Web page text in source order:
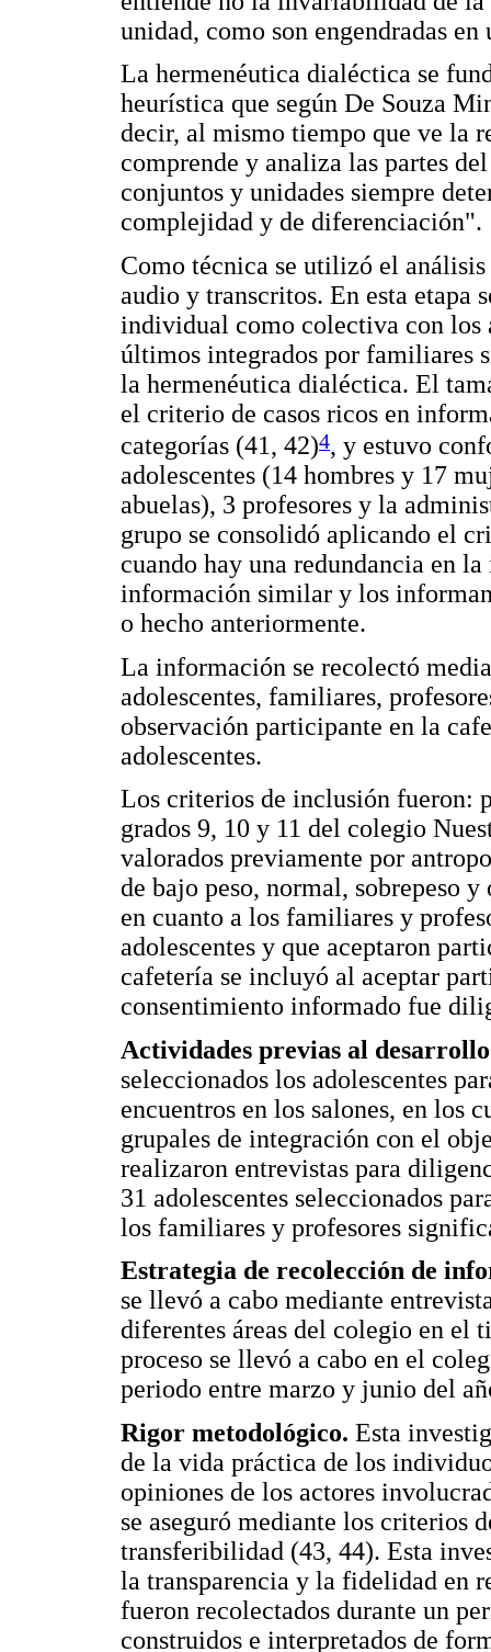
unidad, como son engendradas
La hermenéutica dialéctica se
heurística que según De Souza
decir, al mismo tiempo que ve la
comprende y analiza las partes
conjuntos y unidades siempre
complejidad y de diferenciación".
Como técnica se utilizó el
audio y transcritos. En esta etapa
individual como colectiva con los
últimos integrados por familiares
la hermenéutica dialéctica. El
el criterio de casos ricos en
categorías (41, 42)4, y estuvo
adolescentes (14 hombres y 17
abuelas), 3 profesores y la
grupo se consolidó aplicando el
cuando hay una redundancia en
información similar y los
o hecho anteriormente.
La información se recolectó
adolescentes, familiares,
observación participante en la
adolescentes.
Los criterios de inclusión fueron:
grados 9, 10 y 11 del colegio
valorados previamente por
de bajo peso, normal, sobrepeso
en cuanto a los familiares y
adolescentes y que aceptaron
cafetería se incluyó al aceptar
consentimiento informado fue
Actividades previas al
seleccionados los adolescentes
encuentros en los salones, en los
grupales de integración con el
realizaron entrevistas para
31 adolescentes seleccionados
los familiares y profesores
Estrategia de recolección de
se llevó a cabo mediante
diferentes áreas del colegio en el
proceso se llevó a cabo en el
periodo entre marzo y junio del
Rigor metodológico. Esta
de la vida práctica de los
opiniones de los actores
se aseguró mediante los criterios
transferibilidad (43, 44). Esta
la transparencia y la fidelidad en
fueron recolectados durante un
construidos e interpretados de